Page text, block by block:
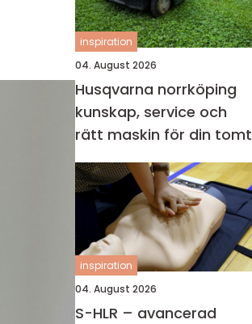
inspiration
04. August 2026
Husqvarna norrköping
kunskap, service och
rätt maskin för din tomt
inspiration
04. August 2026
S-HLR – avancerad